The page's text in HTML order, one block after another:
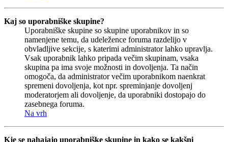
Kaj so uporabniške skupine?
Uporabniške skupine so skupine uporabnikov in so
namenjene temu, da udeležence foruma razdelijo v
obvladljive sekcije, s katerimi administrator lahko upravlja.
Vsak uporabnik lahko pripada večim skupinam, vsaka
skupina pa ima svoje možnosti in dovoljenja. Ta način
omogoča, da administrator večim uporabnikom naenkrat
spremeni dovoljenja, kot npr. spreminjanje dovoljenj
moderatorjem ali dovoljenje, da uporabniki dostopajo do
zasebnega foruma.
Na vrh
Kje se nahajajo uporabniške skupine in kako se kakšni